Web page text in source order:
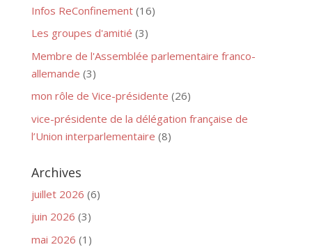
Infos ReConfinement(16)
Les groupes d'amitié (3)
Membre de l'Assemblée parlementaire franco-
allemande (3)
mon rôle de Vice-présidente (26)
vice-présidente de la délégation française de
l’Union interparlementaire (8)
Archives
juillet 2026 (6)
juin 2026 (3)
mai 2026 (1)